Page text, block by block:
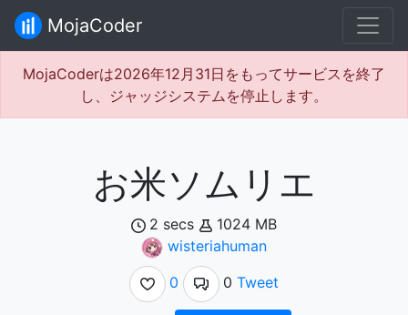
MojaCoder
MojaCoderは2026年12月31日をもってサービスを終了
し、ジャッジシステムを停止します。
お米ソムリエ
2 secs
1024 MB
wisteriahuman
0
0 Tweet